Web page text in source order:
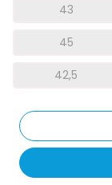
43
45
42,5